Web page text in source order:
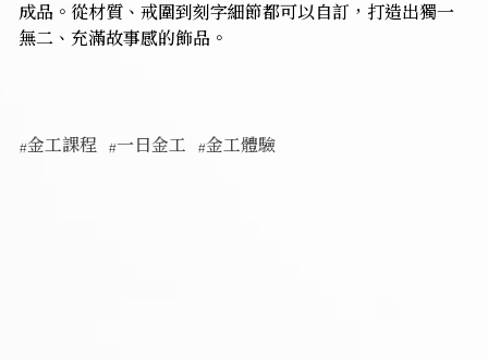
成品。從材質、戒圍到刻字細節都可以自訂，打造出獨一
無二、充滿故事感的飾品。
#金工課程 #一日金工 #金工體驗